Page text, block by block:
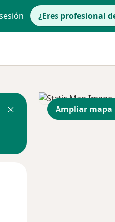
¿Eres profesional
Ampliar mapa